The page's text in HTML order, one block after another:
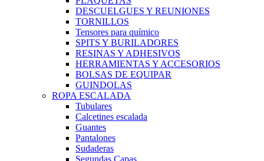
DESCUELGUES Y REUNIONES
TORNILLOS
Tensores para químico
SPITS Y BURILADORES
RESINAS Y ADHESIVOS
HERRAMIENTAS Y ACCESORIOS
BOLSAS DE EQUIPAR
GUINDOLAS
ROPA ESCALADA
Tubulares
Calcetines escalada
Guantes
Pantalones
Sudaderas
Segundas Capas